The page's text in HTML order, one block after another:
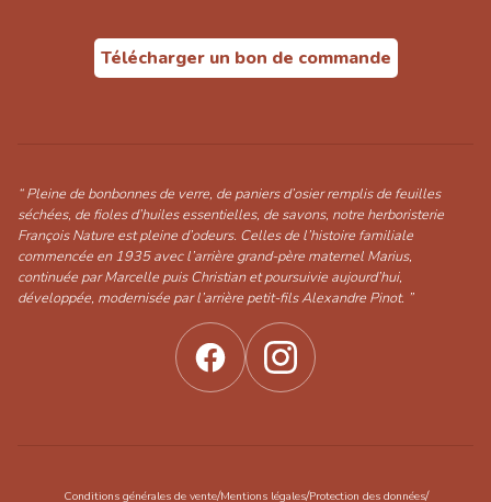
Télécharger un bon de commande
“ Pleine de bonbonnes de verre, de paniers d’osier remplis de feuilles
séchées, de fioles d’huiles essentielles, de savons, notre herboristerie
François Nature est pleine d’odeurs. Celles de l’histoire familiale
commencée en 1935 avec l’arrière grand-père maternel Marius,
continuée par Marcelle puis Christian et poursuivie aujourd’hui,
développée, modernisée par l’arrière petit-fils Alexandre Pinot. ”
Conditions générales de vente/Mentions légales/Protection des données/